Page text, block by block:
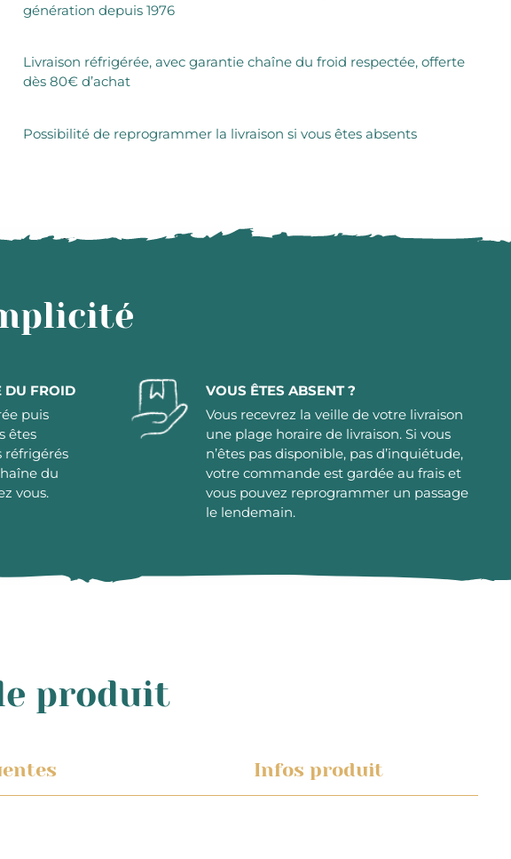
génération depuis 1976
Livraison réfrigérée, avec garantie chaîne du froid respectée, offerte
dès 80€ d’achat
Possibilité de reprogrammer la livraison si vous êtes absents
DU FROID
puis
êtes
réfrigérés
du
vous.
VOUS ÊTES ABSENT ?
Vous recevrez la veille de votre livraison
une plage horaire de livraison. Si vous
n’êtes pas disponible, pas d’inquiétude,
votre commande est gardée au frais et
vous pouvez reprogrammer un passage
le lendemain.
produit
Infos produit